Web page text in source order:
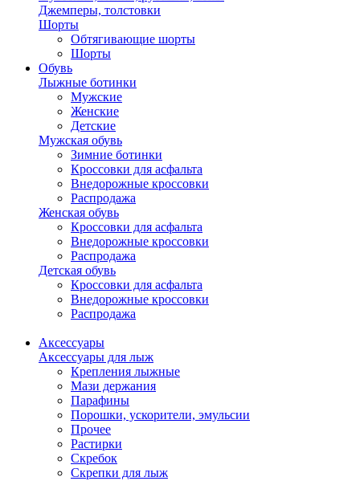
Джемперы, толстовки
Шорты
Обтягивающие шорты
Шорты
Обувь
Лыжные ботинки
Мужские
Женские
Детские
Мужская обувь
Зимние ботинки
Кроссовки для асфальта
Внедорожные кроссовки
Распродажа
Женская обувь
Кроссовки для асфальта
Внедорожные кроссовки
Распродажа
Детская обувь
Кроссовки для асфальта
Внедорожные кроссовки
Распродажа
Аксессуары
Аксессуары для лыж
Крепления лыжные
Мази держания
Парафины
Порошки, ускорители, эмульсии
Прочее
Растирки
Скребок
Скрепки для лыж